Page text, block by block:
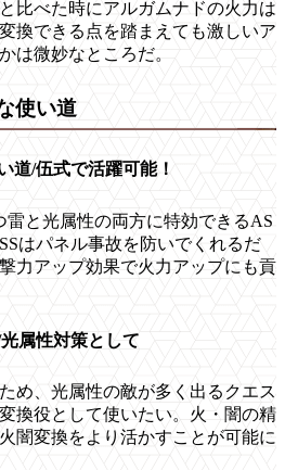
比べた時にアルガムナドの火力は
換できる点を踏まえても激しいア
は微妙なところだ。
使い道
道/伍式で活躍可能！
雷と光属性の両方に特効できるAS
はパネル事故を防いでくれるだ
力アップ効果で火力アップにも貢
属性対策として
め、光属性の敵が多く出るクエス
換役として使いたい。火・闇の精
闇変換をより活かすことが可能に